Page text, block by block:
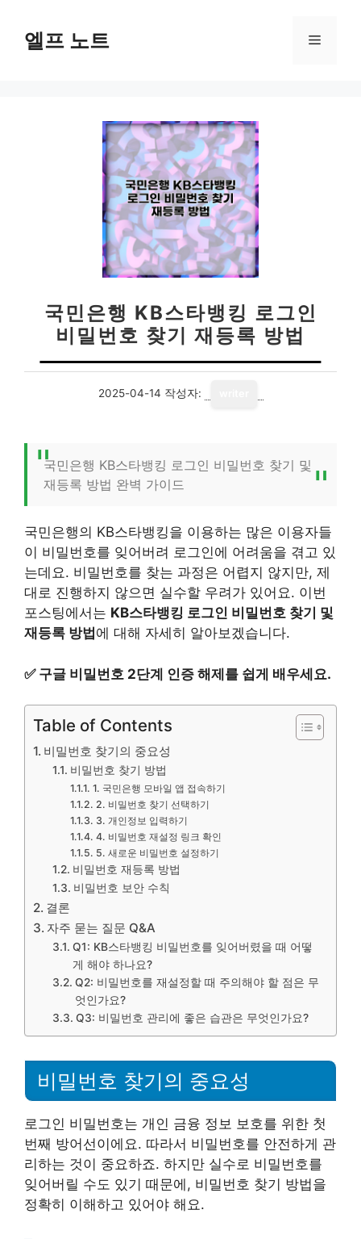
엘프 노트 메
국민은행 KB스타뱅킹 로그인
비밀번호 찾기 재등록 방법
2025-04-14 작성자:
국민은행 KB스타뱅킹 로그인 비밀번호 찾기 및
재등록 방법 완벽 가이드
국민은행의 KB스타뱅킹을 이용하는 많은 이용자들
이 비밀번호를 잊어버려 로그인에 어려움을 겪고 있
는데요. 비밀번호를 찾는 과정은 어렵지 않지만, 제
대로 진행하지 않으면 실수할 우려가 있어요. 이번
포스팅에서는 KB스타뱅킹 로그인 비밀번호 찾기 및
재등록 방법 에 대해 자세히 알아보겠습니다.
✅ 구글 비밀번호 2단계 인증 해제를 쉽게 배우세요.
Table of Contents
비밀번호 찾기의 중요성
비밀번호 찾기 방법
1. 국민은행 모바일 앱 접속하기
2. 비밀번호 찾기 선택하기
3. 개인정보 입력하기
4. 비밀번호 재설정 링크 확인
5. 새로운 비밀번호 설정하기
비밀번호 재등록 방법
비밀번호 보안 수칙
결론
자주 묻는 질문 Q&A
Q1: KB스타뱅킹 비밀번호를 잊어버렸을 때 어떻
게 해야 하나요?
Q2: 비밀번호를 재설정할 때 주의해야 할 점은 무
엇인가요?
Q3: 비밀번호 관리에 좋은 습관은 무엇인가요?
비밀번호 찾기의 중요성
로그인 비밀번호는 개인 금융 정보 보호를 위한 첫
번째 방어선이에요. 따라서 비밀번호를 안전하게 관
리하는 것이 중요하죠. 하지만 실수로 비밀번호를
잊어버릴 수도 있기 때문에, 비밀번호 찾기 방법을
정확히 이해하고 있어야 해요.